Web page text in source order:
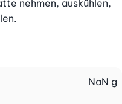
nehmen, auskühlen,
NaN g